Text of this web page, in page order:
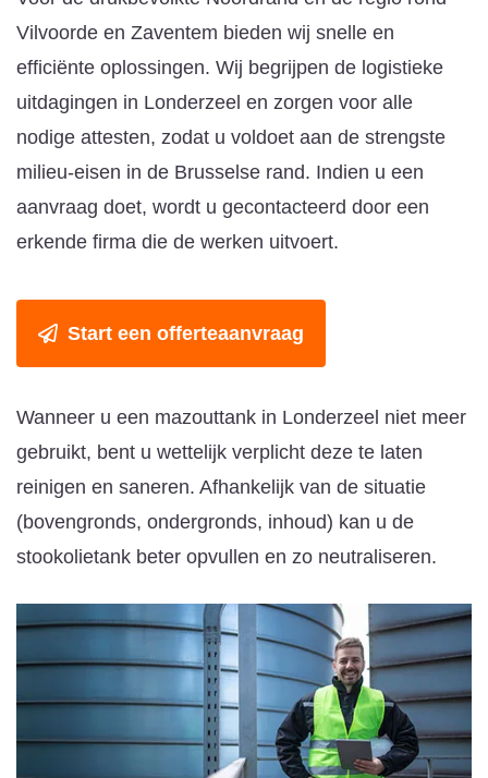
Vilvoorde en Zaventem bieden wij snelle en
efficiënte oplossingen. Wij begrijpen de logistieke
uitdagingen in Londerzeel en zorgen voor alle
nodige attesten, zodat u voldoet aan de strengste
milieu-eisen in de Brusselse rand. Indien u een
aanvraag doet, wordt u gecontacteerd door een
erkende firma die de werken uitvoert.
Start een offerteaanvraag
Wanneer u een mazouttank in Londerzeel niet meer
gebruikt, bent u wettelijk verplicht deze te laten
reinigen en saneren. Afhankelijk van de situatie
(bovengronds, ondergronds, inhoud) kan u de
stookolietank beter opvullen en zo neutraliseren.